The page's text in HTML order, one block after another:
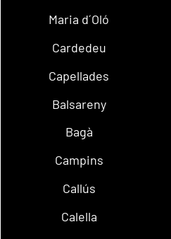
Maria d´Oló
Cardedeu
Capellades
Balsareny
Bagà
Campins
Callús
Calella